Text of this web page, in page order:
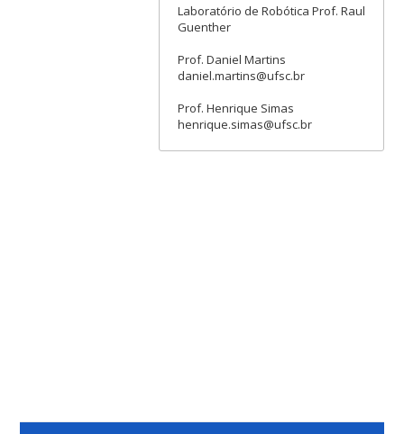
Laboratório de Robótica Prof. Raul
Guenther
Prof. Daniel Martins
daniel.martins@ufsc.br
Prof. Henrique Simas
henrique.simas@ufsc.br